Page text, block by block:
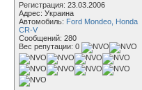
Регистрация: 23.03.2006
Адрес: Украина
Автомобиль: Ford Mondeo, Honda
CR-V
Сообщений: 280
Вес репутации: 0